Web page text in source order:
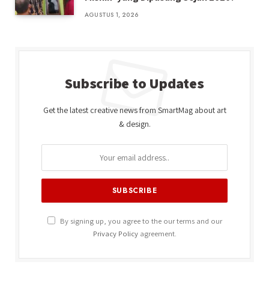
AGUSTUS 1, 2026
Subscribe to Updates
Get the latest creative news from SmartMag about art
& design.
By signing up, you agree to the our terms and our
Privacy Policyagreement.